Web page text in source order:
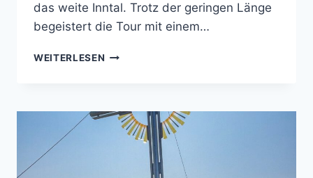
das weite Inntal. Trotz der geringen Länge
begeistert die Tour mit einem…
WEITERLESEN HARTKAISERSEE
WILDEN
KAISER
WANDERUNG